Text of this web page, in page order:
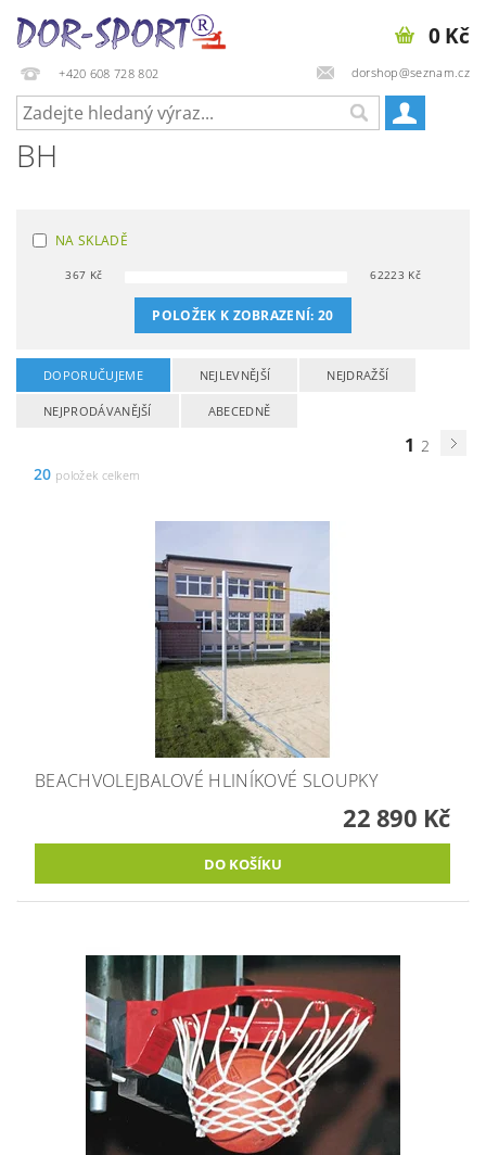
+420 608 728 802 dorshop@seznam.cz
0 Kč
BH
NA SKLADĚ
367 Kč 62223 Kč
POLOŽEK K ZOBRAZENÍ:20
DOPORUČUJEME NEJLEVNĚJŠÍ NEJDRAŽŠÍ
NEJPRODÁVANĚJŠÍ ABECEDNĚ
1 2
20 položek celkem
BEACHVOLEJBALOVÉ HLINÍKOVÉ SLOUPKY
22 890 Kč